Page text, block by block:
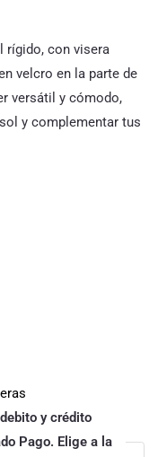
rígido, con visera
velcro en la parte de
versátil y cómodo,
y complementar tus
y crédito
Pago. Elige a la